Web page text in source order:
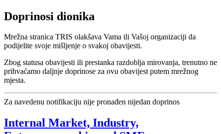
Doprinosi dionika
Mrežna stranica TRIS olakšava Vama ili Vašoj organizaciji da
podijelite svoje mišljenje o svakoj obavijesti.
Zbog statusa obavijesti ili prestanka razdoblja mirovanja, trenutno ne
prihvaćamo daljnje doprinose za ovu obavijest putem mrežnog
mjesta.
Za navedenu notifikaciju nije pronađen nijedan doprinos
Internal Market, Industry,